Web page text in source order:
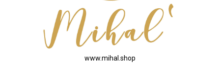
www.mihal.shop